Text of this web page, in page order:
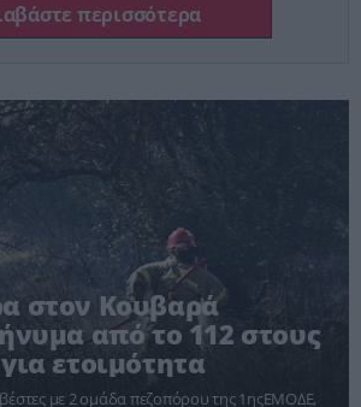
περισσότερα
στον Κουβαρά
από το 112 στους
ετοιμότητα
με 2 ομάδα πεζοπόρου της 1ηςΕΜΟΔΕ,